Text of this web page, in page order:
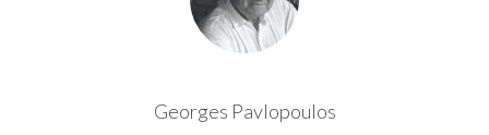
Georges Pavlopoulos